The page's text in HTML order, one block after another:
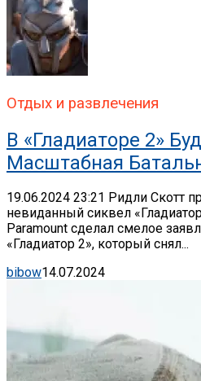
Отдых и развлечения
В «Гладиаторе 2»
Масштабная
19.06.2024 23:21 Ридли Скотт
невиданный сиквел
Paramount сделал смелое
«Гладиатор 2», который снял...
bibow14.07.2024